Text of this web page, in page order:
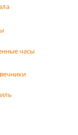
часы